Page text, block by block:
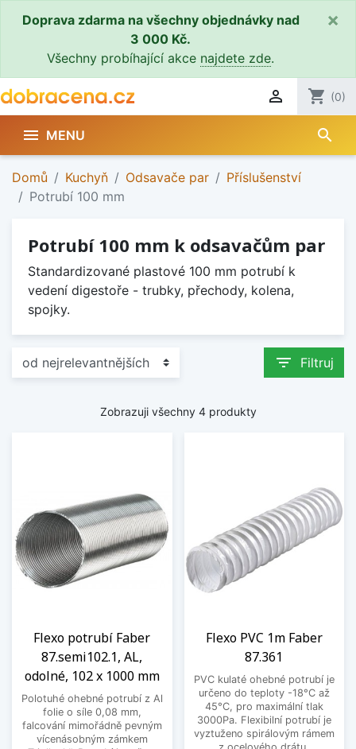
Doprava zdarma na všechny objednávky nad
3 000 Kč.
Všechny probíhající akce najdete zde.
×
 shopping_cart (0)
 MENU search
Domů Kuchyň Odsavače par
Příslušenství
Potrubí 100 mm
Potrubí 100 mm k odsavačům par
Standardizované plastové 100 mm potrubí k
vedení digestoře - trubky, přechody, kolena,
spojky.
filter_list Filtruj
Zobrazuji všechny 4 produkty
Flexo potrubí Faber
87.semi102.1, AL,
odolné, 102 x 1000 mm
Polotuhé ohebné potrubí z Al
folie o síle 0,08 mm,
falcování mimořádně pevným
vícenásobným zámkem
Flexo PVC 1m Faber
87.361
PVC kulaté ohebné potrubí je
určeno do teploty -18°C až
45°C, pro maximální tlak
3000Pa. Flexibilní potrubí je
vyztuženo spirálovým rámem